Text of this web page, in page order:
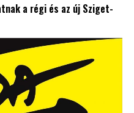
a régi és az új Sziget-